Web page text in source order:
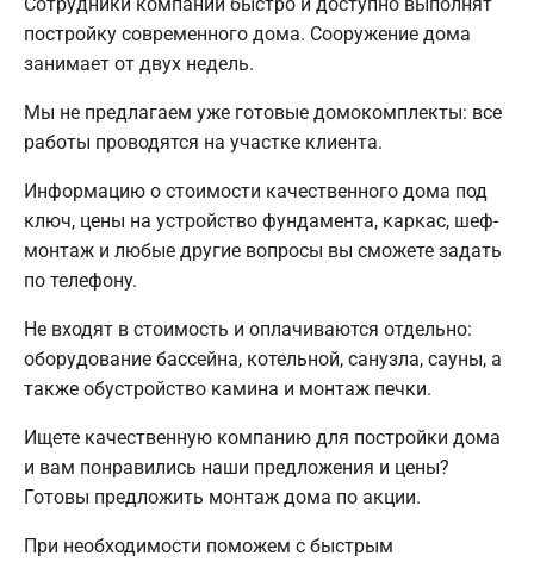
постройку современного дома. Сооружение дома
занимает от двух недель.
Мы не предлагаем уже готовые домокомплекты: все
работы проводятся на участке клиента.
Информацию о стоимости качественного дома под
ключ, цены на устройство фундамента, каркас, шеф-
монтаж и любые другие вопросы вы сможете задать
по телефону.
Не входят в стоимость и оплачиваются отдельно:
оборудование бассейна, котельной, санузла, сауны, а
также обустройство камина и монтаж печки.
Ищете качественную компанию для постройки дома
и вам понравились наши предложения и цены?
Готовы предложить монтаж дома по акции.
При необходимости поможем с быстрым